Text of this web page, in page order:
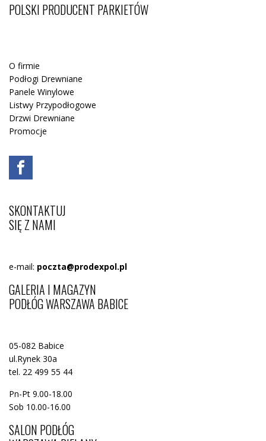
POLSKI PRODUCENT PARKIETÓW
O firmie
Podłogi Drewniane
Panele Winylowe
Listwy Przypodłogowe
Drzwi Drewniane
Promocje
SKONTAKTUJ
SIĘ Z NAMI
e-mail: poczta@prodexpol.pl
GALERIA I MAGAZYN
PODŁÓG WARSZAWA BABICE
05-082 Babice
ul.Rynek 30a
tel. 22 499 55 44
Pn-Pt 9.00-18.00
Sob 10.00-16.00
SALON PODŁÓG